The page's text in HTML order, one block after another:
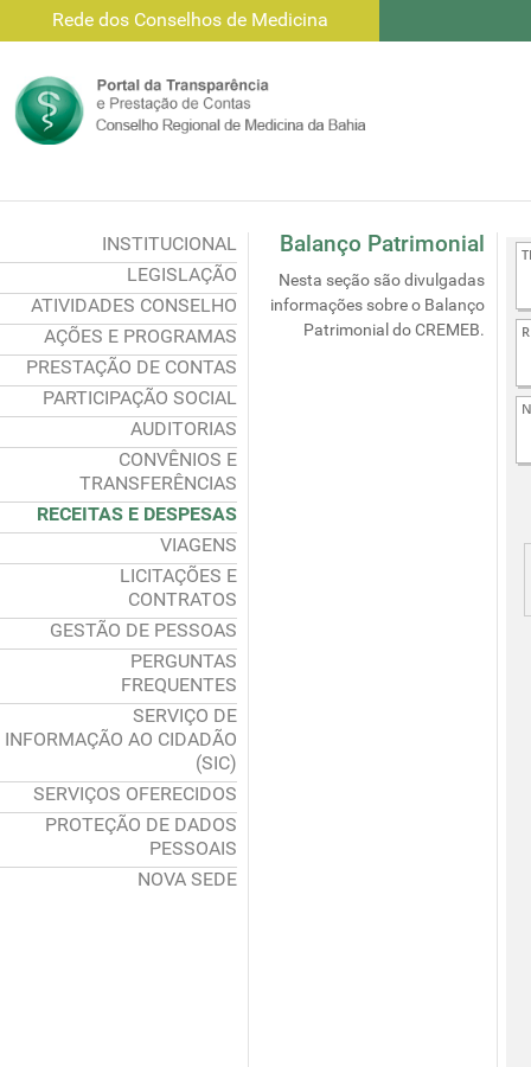
Rede dos Conselhos de Medicina
INSTITUCIONAL
LEGISLAÇÃO
ATIVIDADES CONSELHO
AÇÕES E PROGRAMAS
PRESTAÇÃO DE CONTAS
PARTICIPAÇÃO SOCIAL
AUDITORIAS
CONVÊNIOS E
TRANSFERÊNCIAS
RECEITAS E DESPESAS
VIAGENS
LICITAÇÕES E
CONTRATOS
GESTÃO DE PESSOAS
PERGUNTAS
FREQUENTES
SERVIÇO DE
INFORMAÇÃO AO CIDADÃO
(SIC)
SERVIÇOS OFERECIDOS
PROTEÇÃO DE DADOS
PESSOAIS
NOVA SEDE
Balanço Patrimonial
Nesta seção são divulgadas
informações sobre o Balanço
Patrimonial do CREMEB.